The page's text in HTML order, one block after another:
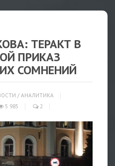
ТЕРАКТ В
ПРИКАЗ
СОМНЕНИЙ
/ АНАЛИТИКА
5 985 2